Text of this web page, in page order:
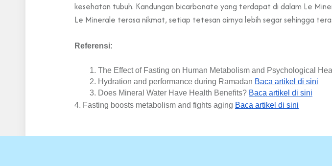
kesehatan tubuh. Kandungan bicarbonate yang terdapat di dalam Le
Le Minerale terasa nikmat, setiap tetesan airnya lebih segar sehingga
Referensi:
The Effect of Fasting on Human Metabolism and Psychological
Hydration and performance during Ramadan Baca artikel di sini
Does Mineral Water Have Health Benefits? Baca artikel di sini
4. Fasting boosts metabolism and fights aging Baca artikel di sini